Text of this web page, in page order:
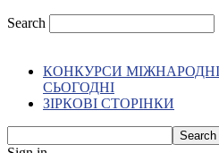
Search
КОНКУРСИ МІЖНАРОДНІ
СЬОГОДНІ
ЗІРКОВІ СТОРІНКИ